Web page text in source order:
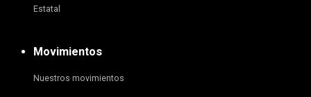
Estatal
Movimientos
Nuestros movimientos